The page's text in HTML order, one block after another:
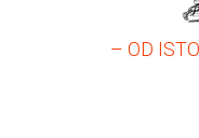
– OD